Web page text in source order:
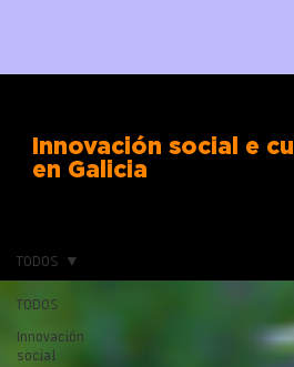
Innovación social e
en Galicia
TODOS
Innovación
social
TODOS